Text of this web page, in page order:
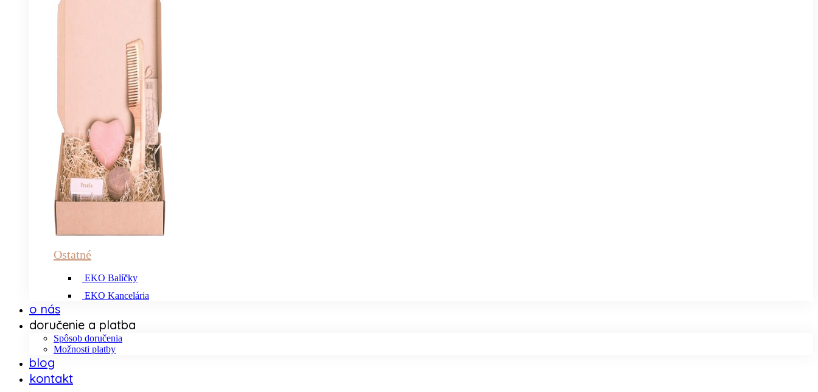
Ostatné
EKO Balíčky
EKO Kancelária
o nás
doručenie a platba
Spôsob doručenia
Možnosti platby
blog
kontakt